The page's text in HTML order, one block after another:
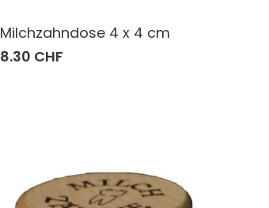
Milchzahndose 4 x 4 cm
8.30 CHF